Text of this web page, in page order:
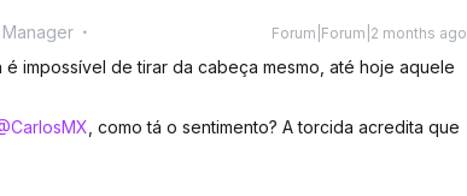
Manager Forum|Forum|2 months ago
impossível de tirar da cabeça mesmo, até hoje aquele
, como tá o sentimento? A torcida acredita que